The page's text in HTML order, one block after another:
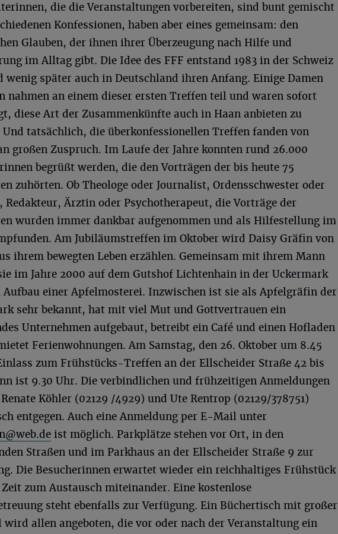
die die Veranstaltungen vorbereiten, sind bunt gemischt
Konfessionen, haben aber eines gemeinsam: den
Glauben, der ihnen ihrer Überzeugung nach Hilfe und
im Alltag gibt. Die Idee des FFF entstand 1983 in der Schweiz
wenig später auch in Deutschland ihren Anfang. Einige Damen
nahmen an einem dieser ersten Treffen teil und waren sofort
diese Art der Zusammenkünfte auch in Haan anbieten zu
Und tatsächlich, die überkonfessionellen Treffen fanden von
großen Zuspruch. Im Laufe der Jahre konnten rund 26.000
begrüßt werden, die den Vorträgen der bis heute 75
zuhörten. Ob Theologe oder Journalist, Ordensschwester oder
Redakteur, Ärztin oder Psychotherapeut, die Vorträge der
wurden immer dankbar aufgenommen und als Hilfestellung im
Am Jubiläumstreffen im Oktober wird Daisy Gräfin von
ihrem bewegten Leben erzählen. Gemeinsam mit ihrem Mann
im Jahre 2000 auf dem Gutshof Lichtenhain in der Uckermark
einer Apfelmosterei. Inzwischen ist sie als Apfelgräfin der
sehr bekannt, hat mit viel Mut und Gottvertrauen ein
Unternehmen aufgebaut, betreibt ein Café und einen Hofladen
Ferienwohnungen. Am Samstag, den 26. Oktober um 8.45
zum Frühstücks-Treffen an der Ellscheider Straße 42 bis
ist 9.30 Uhr. Die verbindlichen und frühzeitigen Anmeldungen
Köhler (02129 /4929) und Ute Rentrop (02129/378751)
entgegen. Auch eine Anmeldung per E-Mail unter
ist möglich. Parkplätze stehen vor Ort, in den
Straßen und im Parkhaus an der Ellscheider Straße 9 zur
Die Besucherinnen erwartet wieder ein reichhaltiges Frühstück
zum Austausch miteinander. Eine kostenlose
steht ebenfalls zur Verfügung. Ein Büchertisch mit großer
wird allen angeboten, die vor oder nach der Veranstaltung ein